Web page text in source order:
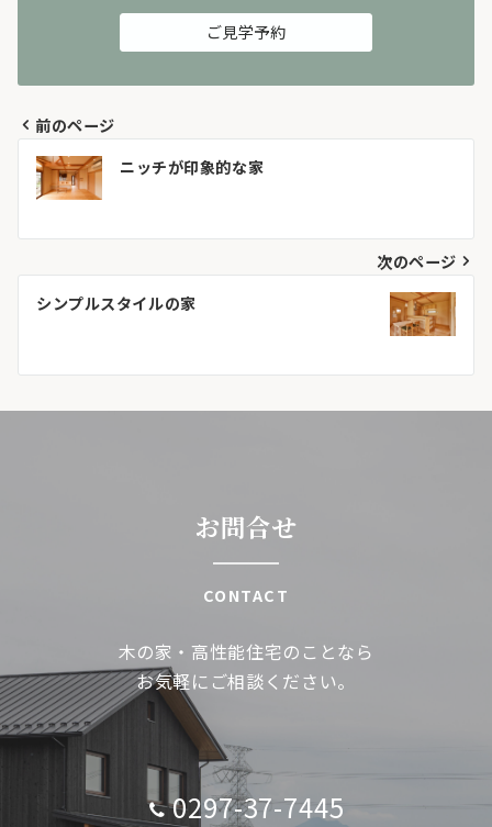
ご見学予約
投
稿
ナ
ビ
ゲ
前のページ
ニッチが印象的な家
次のページ
シンプルスタイルの家
お問合せ
CONTACT
木の家・高性能住宅のことなら
お気軽にご相談ください。
0297-37-7445